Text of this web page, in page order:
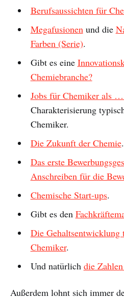
Berufsaussichten für
Megafusionenund die
Farben (Serie).
Gibt es eine
Chemiebranche?
Jobs für Chemiker als …
Charakterisierung
Chemiker.
Die Zukunft der Chemie.
Das erste
Anschreiben für die
Chemische Start-ups.
Gibt es den
Die Gehaltsentwicklung
Chemiker.
Und natürlich die
Außerdem lohnt sich immer